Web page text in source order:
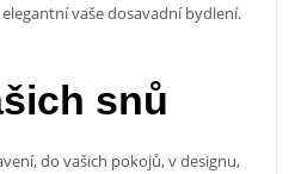
vaše dosavadní bydlení.
snů
do vašich pokojů, v designu,